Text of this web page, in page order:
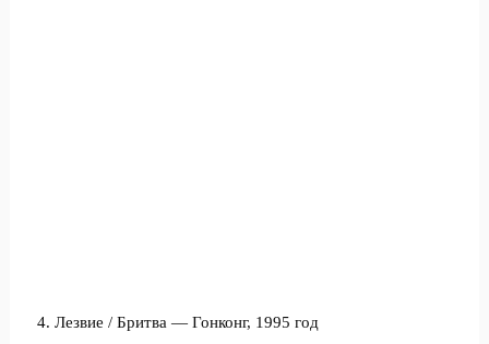
4. Лезвие / Бритва — Гонконг, 1995 год